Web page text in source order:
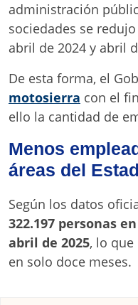
administración
sociedades se
abril de 2024 y abril
De esta forma, el
motosierra con el
ello la cantidad de
Menos
áreas del
Según los datos
322.197 personas
abril de 2025, lo que
en solo doce meses.